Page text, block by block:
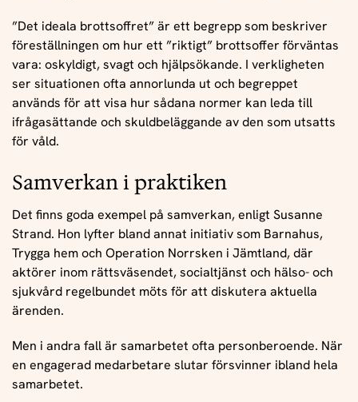
”Det ideala brottsoffret” är ett begrepp som beskriver
föreställningen om hur ett ”riktigt” brottsoffer förväntas
vara: oskyldigt, svagt och hjälpsökande. I verkligheten
ser situationen ofta annorlunda ut och begreppet
används för att visa hur sådana normer kan leda till
ifrågasättande och skuldbeläggande av den som utsatts
för våld.
Samverkan i praktiken
Det finns goda exempel på samverkan, enligt Susanne
Strand. Hon lyfter bland annat initiativ som Barnahus,
Trygga hem och Operation Norrsken i Jämtland, där
aktörer inom rättsväsendet, socialtjänst och hälso- och
sjukvård regelbundet möts för att diskutera aktuella
ärenden.
Men i andra fall är samarbetet ofta personberoende. När
en engagerad medarbetare slutar försvinner ibland hela
samarbetet.